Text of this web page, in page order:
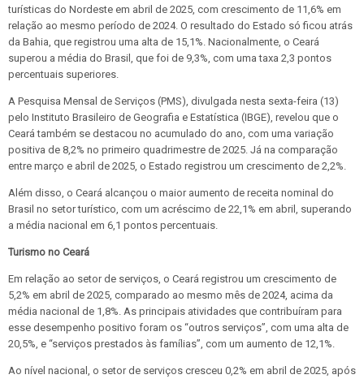
turísticas do Nordeste em abril de 2025, com crescimento de 11,6% em
relação ao mesmo período de 2024. O resultado do Estado só ficou atrás
da Bahia, que registrou uma alta de 15,1%. Nacionalmente, o Ceará
superou a média do Brasil, que foi de 9,3%, com uma taxa 2,3 pontos
percentuais superiores.
A Pesquisa Mensal de Serviços (PMS), divulgada nesta sexta-feira (13)
pelo Instituto Brasileiro de Geografia e Estatística (IBGE), revelou que o
Ceará também se destacou no acumulado do ano, com uma variação
positiva de 8,2% no primeiro quadrimestre de 2025. Já na comparação
entre março e abril de 2025, o Estado registrou um crescimento de 2,2%.
Além disso, o Ceará alcançou o maior aumento de receita nominal do
Brasil no setor turístico, com um acréscimo de 22,1% em abril, superando
a média nacional em 6,1 pontos percentuais.
Turismo no Ceará
Em relação ao setor de serviços, o Ceará registrou um crescimento de
5,2% em abril de 2025, comparado ao mesmo mês de 2024, acima da
média nacional de 1,8%. As principais atividades que contribuíram para
esse desempenho positivo foram os “outros serviços”, com uma alta de
20,5%, e “serviços prestados às famílias”, com um aumento de 12,1%.
Ao nível nacional, o setor de serviços cresceu 0,2% em abril de 2025, após